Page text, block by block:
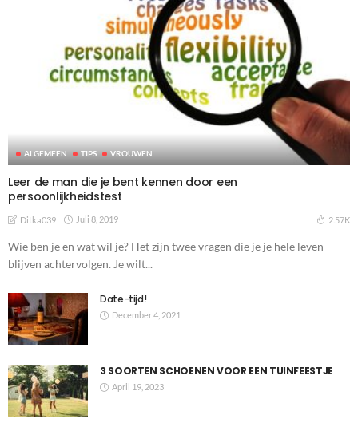
ALGEMEEN TIPS VROUWEN
Leer de man die je bent kennen door een
persoonlijkheidstest
Ditka039 Juli 8, 2019 2.57K
Wie ben je en wat wil je? Het zijn twee vragen die je je hele leven
blijven achtervolgen. Je wilt...
Date-tijd!
December 4, 2021
3 SOORTEN SCHOENEN VOOR EEN TUINFEESTJE
April 19, 2023